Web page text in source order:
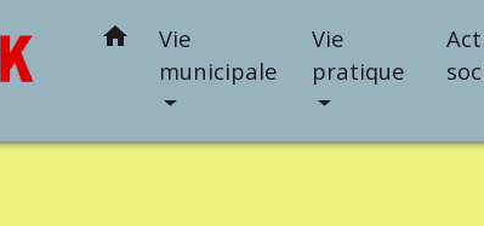
home
Vie
municipale
Vie
pratique